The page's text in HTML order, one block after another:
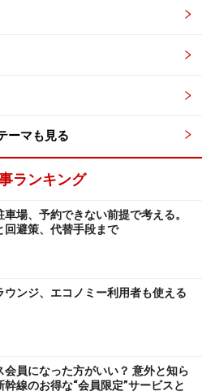
ーマも見る
ランキング
場、予約できない前提で考える。
回避策、代替手段まで
ウンジ、エコノミー利用者も使える
会員になった方がいい？ 意外と知ら
幹線のお得な“会員限定”サービスと